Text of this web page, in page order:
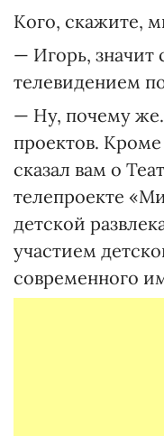
Кого, скажите,
— Игорь, значит
телевидением
— Ну, почему
проектов. Кроме
сказал вам о
телепроекте
детской
участием
современного